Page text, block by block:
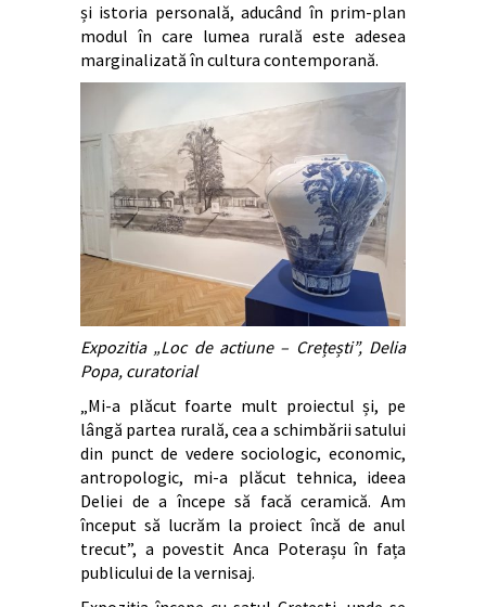
și istoria personală, aducând în prim-plan
modul în care lumea rurală este adesea
marginalizată în cultura contemporană.
Expozitia „Loc de actiune – Crețești”, Delia
Popa, curatorial
„Mi-a plăcut foarte mult proiectul și, pe
lângă partea rurală, cea a schimbării satului
din punct de vedere sociologic, economic,
antropologic, mi-a plăcut tehnica, ideea
Deliei de a începe să facă ceramică. Am
început să lucrăm la proiect încă de anul
trecut”, a povestit Anca Poterașu în fața
publicului de la vernisaj.